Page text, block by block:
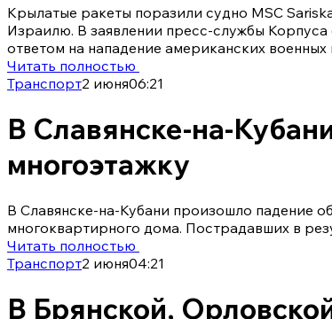
Крылатые ракеты поразили судно MSC
Израилю. В заявлении пресс-службы
ответом на нападение американских
Читать полностью
Транспорт2 июня06:21
В Славянске-на-
многоэтажку
В Славянске-на-Кубани произошло падение
многоквартирного дома. Пострадавших в
Читать полностью
Транспорт2 июня04:21
В Брянской,